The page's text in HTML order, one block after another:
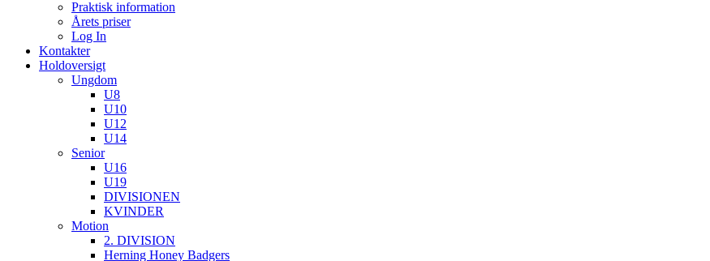
Praktisk information
Årets priser
Log In
Kontakter
Holdoversigt
Ungdom
U8
U10
U12
U14
Senior
U16
U19
DIVISIONEN
KVINDER
Motion
2. DIVISION
Herning Honey Badgers